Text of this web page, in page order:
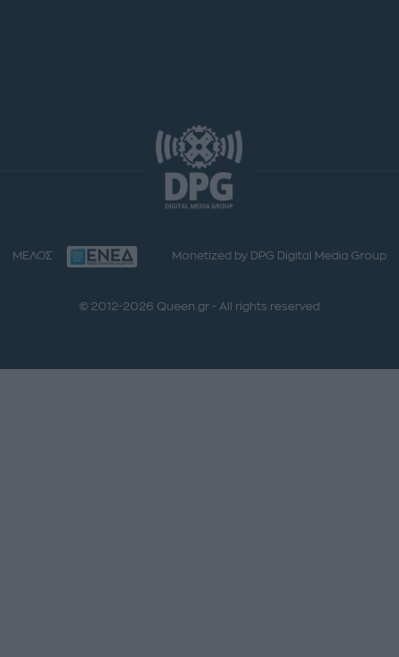
ΜΕΛΟΣ Monetized by DPG Digital Media Group
© 2012-2026 Queen.gr - All rights reserved